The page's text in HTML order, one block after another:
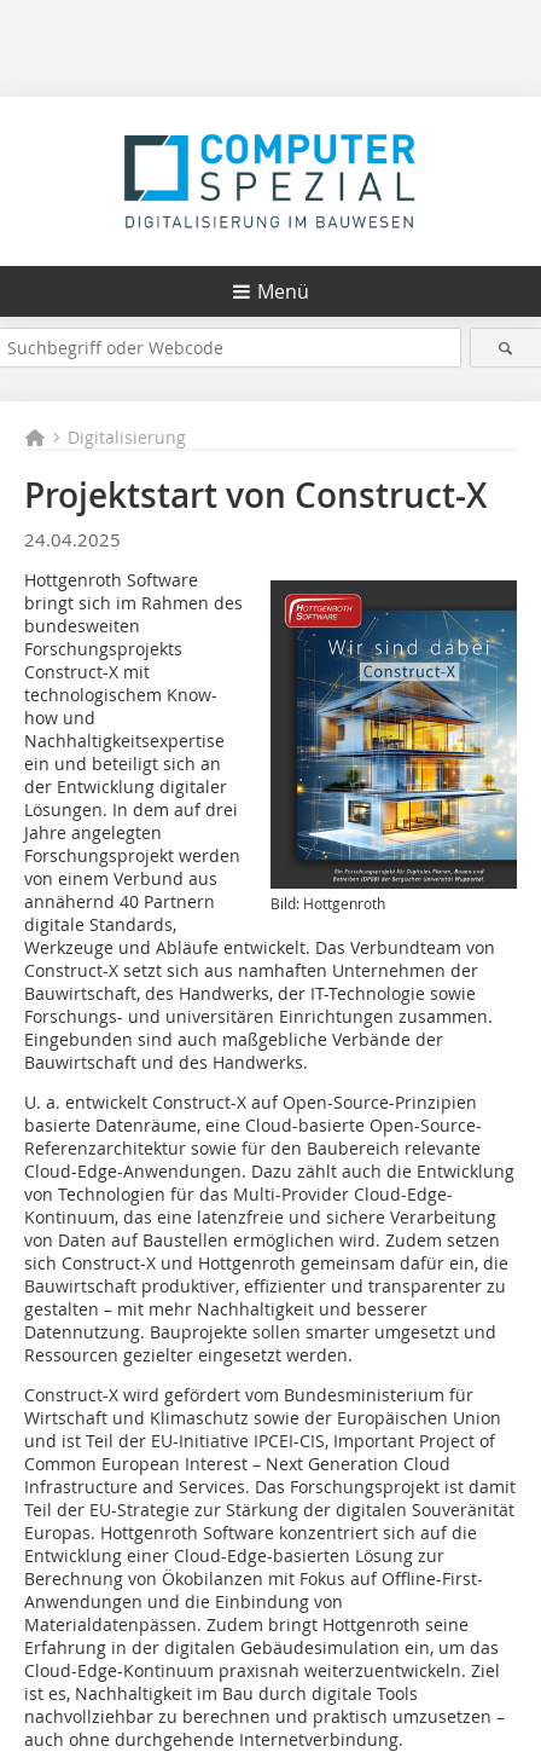
Menü
Digitalisierung
Projektstart von Construct-X
24.04.2025
Bild: Hottgenroth
Hottgenroth Software
bringt sich im Rahmen des
bundesweiten
Forschungsprojekts
Construct-X mit
technologischem Know-
how und
Nachhaltigkeitsexpertise
ein und beteiligt sich an
der Entwicklung digitaler
Lösungen. In dem auf drei
Jahre angelegten
Forschungsprojekt werden
von einem Verbund aus
annähernd 40 Partnern
digitale Standards,
Werkzeuge und Abläufe entwickelt. Das Verbundteam von
Construct-X setzt sich aus namhaften Unternehmen der
Bauwirtschaft, des Handwerks, der IT-Technologie sowie
Forschungs- und universitären Einrichtungen zusammen.
Eingebunden sind auch maßgebliche Verbände der
Bauwirtschaft und des Handwerks.
U. a. entwickelt Construct-X auf Open-Source-Prinzipien
basierte Datenräume, eine Cloud-basierte Open-Source-
Referenzarchitektur sowie für den Baubereich relevante
Cloud-Edge-Anwendungen. Dazu zählt auch die Entwicklung
von Technologien für das Multi-Provider Cloud-Edge-
Kontinuum, das eine latenzfreie und sichere Verarbeitung
von Daten auf Baustellen ermöglichen wird. Zudem setzen
sich Construct-X und Hottgenroth gemeinsam dafür ein, die
Bauwirtschaft produktiver, effizienter und transparenter zu
gestalten – mit mehr Nachhaltigkeit und besserer
Datennutzung. Bauprojekte sollen smarter umgesetzt und
Ressourcen gezielter eingesetzt werden.
Construct-X wird gefördert vom Bundesministerium für
Wirtschaft und Klimaschutz sowie der Europäischen Union
und ist Teil der EU-Initiative IPCEI-CIS, Important Project of
Common European Interest – Next Generation Cloud
Infrastructure and Services. Das Forschungsprojekt ist damit
Teil der EU-Strategie zur Stärkung der digitalen Souveränität
Europas. Hottgenroth Software konzentriert sich auf die
Entwicklung einer Cloud-Edge-basierten Lösung zur
Berechnung von Ökobilanzen mit Fokus auf Offline-First-
Anwendungen und die Einbindung von
Materialdatenpässen. Zudem bringt Hottgenroth seine
Erfahrung in der digitalen Gebäudesimulation ein, um das
Cloud-Edge-Kontinuum praxisnah weiterzuentwickeln. Ziel
ist es, Nachhaltigkeit im Bau durch digitale Tools
nachvollziehbar zu berechnen und praktisch umzusetzen –
auch ohne durchgehende Internetverbindung.